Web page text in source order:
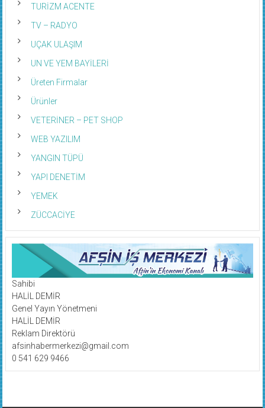
TURİZM ACENTE
TV – RADYO
UÇAK ULAŞIM
UN VE YEM BAYİLERİ
Üreten Firmalar
Ürünler
VETERİNER – PET SHOP
WEB YAZILIM
YANGIN TÜPÜ
YAPI DENETİM
YEMEK
ZÜCCACİYE
Sahibi
HALİL DEMİR
Genel Yayın Yönetmeni
HALİL DEMİR
Reklam Direktörü
afsinhabermerkezi@gmail.com
0 541 629 9466